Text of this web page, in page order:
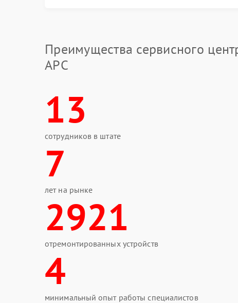
Обнаружив подобные признаки, не спешите
Сначала выполните ряд простых действий:
обесточьте ИБП — отключите его от сети и
проверьте розетку и кабель питания:
повреждён;
сверьтесь с руководством пользователя —
нестандартной индикацией;
осмотрите внешние разъёмы и контакты на
повреждений.
Ремонт в сервисном центре
Если самостоятельные шаги не принесли
сервисном центре APC проведут углублённую
оборудования, точно определят участок платы,
гарантией качества. Попытки самостоятельного
дополнительным повреждениям — например, к
Сохраните работоспособность ИБП на долгие
мастерам. Обратитесь в авторизованный
строй с восстановленной функциональностью.
Преимущества сервисного
APC
13
сотрудников в штате
7
лет на рынке
2921
отремонтированных устройств
4
минимальный опыт работы специалистов